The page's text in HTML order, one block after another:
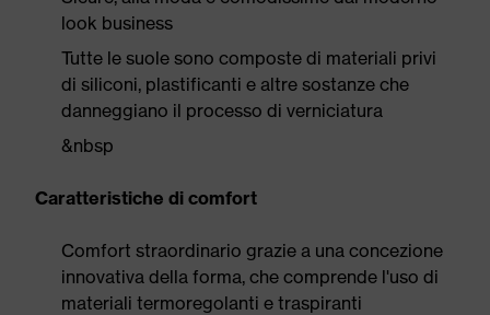
look business
Tutte le suole sono composte di materiali privi
di siliconi, plastificanti e altre sostanze che
danneggiano il processo di verniciatura
&nbsp
Caratteristiche di comfort
Comfort straordinario grazie a una concezione
innovativa della forma, che comprende l'uso di
materiali termoregolanti e traspiranti